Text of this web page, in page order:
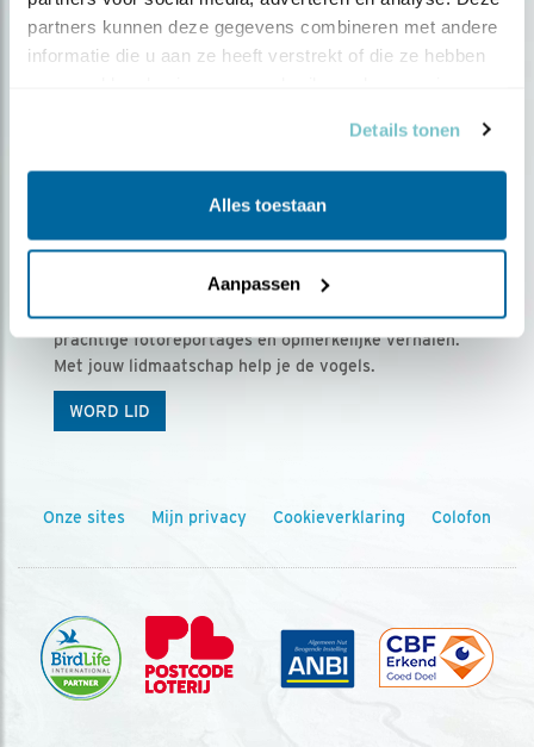
partners kunnen deze gegevens combineren met andere
informatie die u aan ze heeft verstrekt of die ze hebben
Details tonen
Alles toestaan
Aanpassen
Ontvang 5 x Vogels voor € 36,00 per jaar
Vogels is het tijdschrift voor onze leden, met
prachtige fotoreportages en opmerkelijke verhalen.
Met jouw lidmaatschap help je de vogels.
WORD LID
Onze sites Mijn privacy Cookieverklaring Colofon